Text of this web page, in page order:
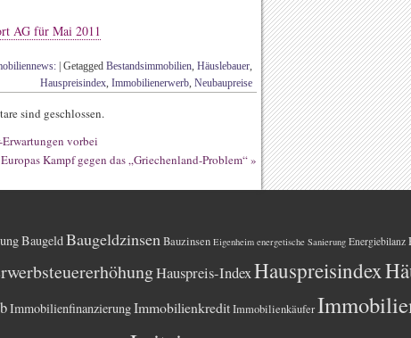
AG für Mai 2011
Getagged Bestandsimmobilien, Häuslebauer,
Hauspreisindex, Immobilienerwerb, Neubaupreise
sind geschlossen.
vorbei
Kampf gegen das „Griechenland-Problem“»
BaugeldBaugeldzinsenBauzinsen Eigenheim energetische Sanierung Energiebilanz
Hauspreis-IndexHauspreisindex
ImmobilienfinanzierungImmobilienkreditImmobilienkäufer